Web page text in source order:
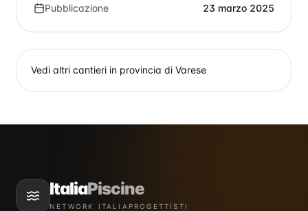
Pubblicazione
23 marzo 2025
Vedi altri cantieri in provincia di Varese
ItaliaPiscine
NETWORK ITALIAPROGETTISTI